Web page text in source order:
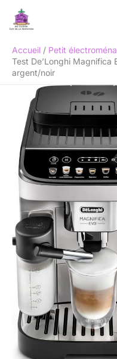
Accueil
Petit
Test De’Longhi Magnifica
argent/noir
Rechercher